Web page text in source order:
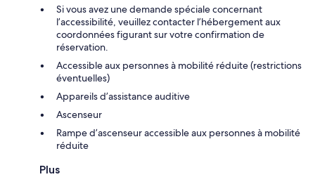
Si vous avez une demande spéciale concernant
l’accessibilité, veuillez contacter l’hébergement aux
coordonnées figurant sur votre confirmation de
réservation.
Accessible aux personnes à mobilité réduite (restrictions
éventuelles)
Appareils d’assistance auditive
Ascenseur
Rampe d’ascenseur accessible aux personnes à mobilité
réduite
Plus